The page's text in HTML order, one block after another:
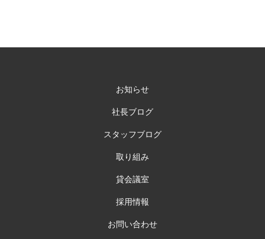
お知らせ
社長ブログ
スタッフブログ
取り組み
貸会議室
採用情報
お問い合わせ